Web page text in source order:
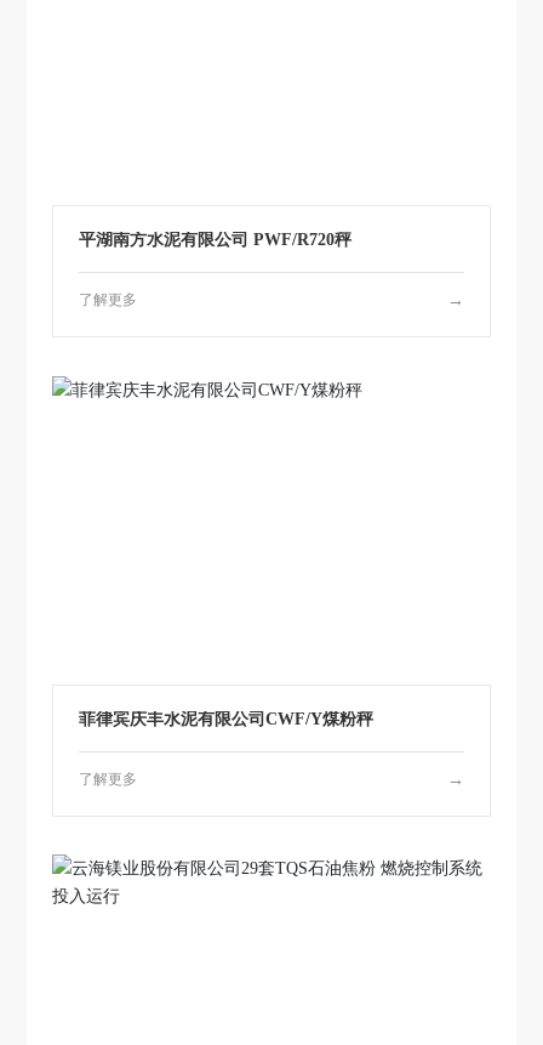
平湖南方水泥有限公司 PWF/R720秤
了解更多 →
菲律宾庆丰水泥有限公司CWF/Y煤粉秤
了解更多 →